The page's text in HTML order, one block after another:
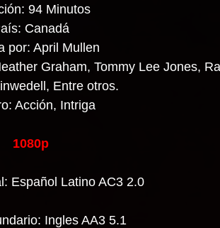
94 Minutos
Canadá
por: April Mullen
Graham, Tommy Lee Jones,
Entre otros.
Acción, Intriga
1080p
Español Latino AC3 2.0
Ingles AA3 5.1